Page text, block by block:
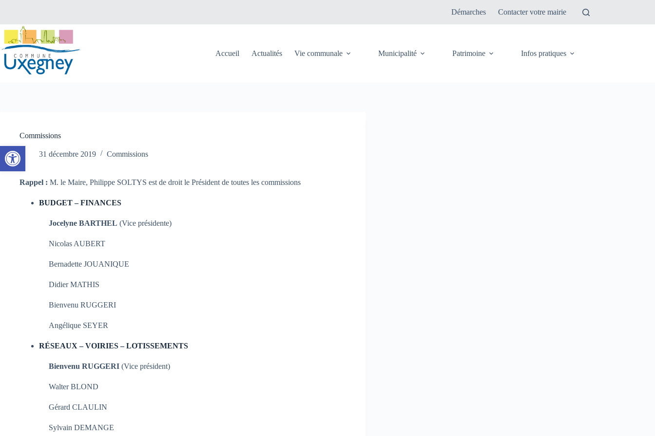
Ouvrir la barre d’outils
Démarches Contacter votre mairie
Accueil Actualités Vie communale Municipalité Patrimoine Infos pratiques
Commissions
31 décembre 2019 Commissions
Rappel : M. le Maire, Philippe SOLTYS est de droit le Président de toutes les commissions
BUDGET – FINANCES
Jocelyne BARTHEL (Vice présidente)
Nicolas AUBERT
Bernadette JOUANIQUE
Didier MATHIS
Bienvenu RUGGERI
Angélique SEYER
RÉSEAUX – VOIRIES – LOTISSEMENTS
Bienvenu RUGGERI (Vice président)
Walter BLOND
Gérard CLAULIN
Sylvain DEMANGE